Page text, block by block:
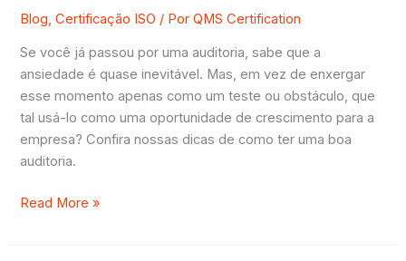
Blog ,Certificação ISO / PorQMS Certification
Se você já passou por uma auditoria, sabe que a
ansiedade é quase inevitável. Mas, em vez de enxergar
esse momento apenas como um teste ou obstáculo, que
tal usá-lo como uma oportunidade de crescimento para a
empresa? Confira nossas dicas de como ter uma boa
auditoria.
Read More »